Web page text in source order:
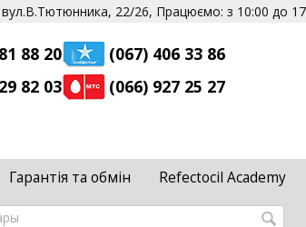
22/26, Працюємо: з 10:00 до
88 20
82 03
(067) 406 33 86
(066) 927 25 27
Гарантія та обмін Refectocil Academy